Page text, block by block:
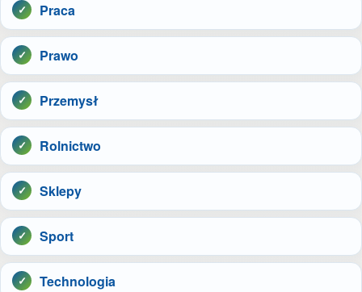
Praca
Prawo
Przemysł
Rolnictwo
Sklepy
Sport
Technologia